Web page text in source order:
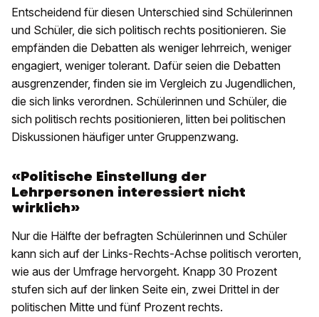
Entscheidend für diesen Unterschied sind Schülerinnen
und Schüler, die sich politisch rechts positionieren. Sie
empfänden die Debatten als weniger lehrreich, weniger
engagiert, weniger tolerant. Dafür seien die Debatten
ausgrenzender, finden sie im Vergleich zu Jugendlichen,
die sich links verordnen. Schülerinnen und Schüler, die
sich politisch rechts positionieren, litten bei politischen
Diskussionen häufiger unter Gruppenzwang.
«Politische Einstellung der
Lehrpersonen interessiert nicht
wirklich»
Nur die Hälfte der befragten Schülerinnen und Schüler
kann sich auf der Links-Rechts-Achse politisch verorten,
wie aus der Umfrage hervorgeht. Knapp 30 Prozent
stufen sich auf der linken Seite ein, zwei Drittel in der
politischen Mitte und fünf Prozent rechts.